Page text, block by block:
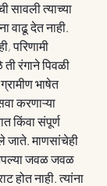
वाढू देत नाही.
परिणामी
रंगाने पिवळी
भाषेत
करणाऱ्या
किंवा संपूर्ण
माणसांचेही
जवळ जवळ
होत नाही. त्यांना